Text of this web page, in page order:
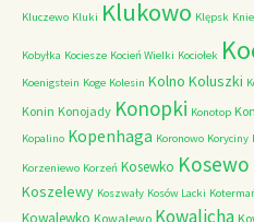
Kluczewo Kluki Klukowo Klępsk
Kobyłka Kociesze Kocień Wielki Kociołek
Koenigstein Koge Kolesin Kolno Koluszki
Konin Konojady Konopki Konotop
Kopalino Kopenhaga Koronowo Koryciny
Korzeniewo Korzeń Kosewko Kosewo
Koszelewy Koszwały Kosów Lacki
Kowalewko Kowalewo Kowalicha